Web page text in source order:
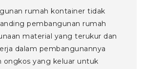
rumah kontainer tidak
pembangunan rumah
material yang terukur dan
dalam pembangunannya
ongkos yang keluar untuk